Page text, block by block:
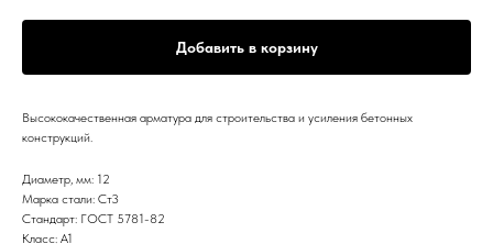
Добавить в корзину
Высококачественная арматура для строительства и усиления бетонных
конструкций.
Диаметр, мм: 12
Марка стали: Ст3
Стандарт: ГОСТ 5781-82
Класс: А1